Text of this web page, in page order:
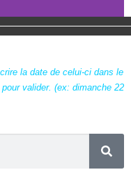
à
la date de celui-ci dans le
valider. (ex: dimanche 22